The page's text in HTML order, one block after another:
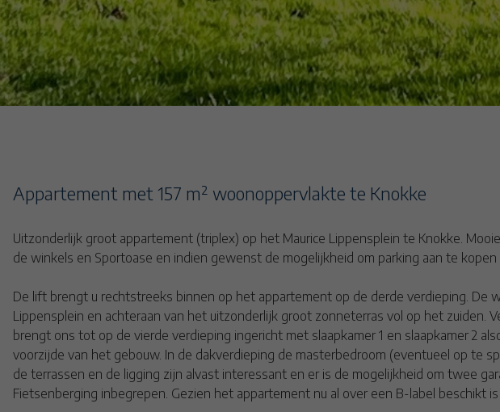
Appartement met 157 m² woonoppervlakte te Knokke
Uitzonderlijk groot appartement (triplex) op het Maurice Lippensplein te Knokke.
de winkels en Sportoase en indien gewenst de mogelijkheid om parking aan te kopen
De lift brengt u rechtstreeks binnen op het appartement op de derde verdieping. De
Lippensplein en achteraan van het uitzonderlijk groot zonneterras vol op het
brengt ons tot op de vierde verdieping ingericht met slaapkamer 1 en slaapkamer 2
voorzijde van het gebouw. In de dakverdieping de masterbedroom (eventueel op te
de terrassen en de ligging zijn alvast interessant en er is de mogelijkheid om twee
Fietsenberging inbegrepen. Gezien het appartement nu al over een B-label beschikt